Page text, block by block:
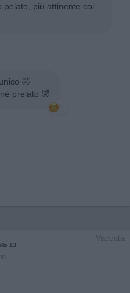
pelato, più attinente coi
🤣
prelato 🤣
1
Vaccata
13